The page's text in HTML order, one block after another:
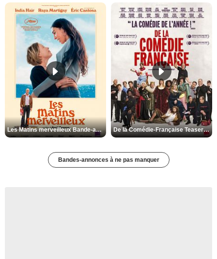
Les Matins merveilleux Bande-annonce VF De la Comédie-Française Teaser VF
Bandes-annonces à ne pas manquer